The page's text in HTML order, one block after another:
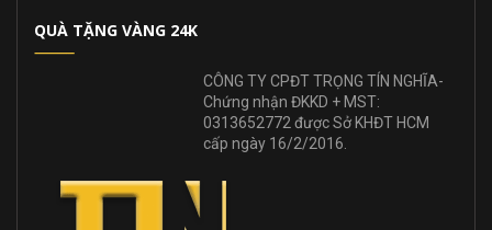
QUÀ TẶNG VÀNG 24K
CÔNG TY CPĐT TRỌNG TÍN NGHĨA-
Chứng nhận ĐKKD + MST:
0313652772 được Sở KHĐT HCM
cấp ngày 16/2/2016.